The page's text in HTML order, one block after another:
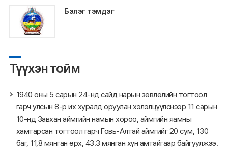
Бэлэг тэмдэг
Түүхэн тойм
1940 оны 5 сарын 24-нд сайд нарын зөвлөлийн тогтоол
гарч улсын 8-р их хуралд оруулан хэлэлцүүлснээр 11 сарын
10-нд Завхан аймгийн намын хороо, аймгийн яамны
хамтарсан тогтоол гарч Говь-Алтай аймгийг 20 сум, 130
баг, 11,8 мянган өрх, 43.3 мянган хүн амтайгаар байгуулжээ.